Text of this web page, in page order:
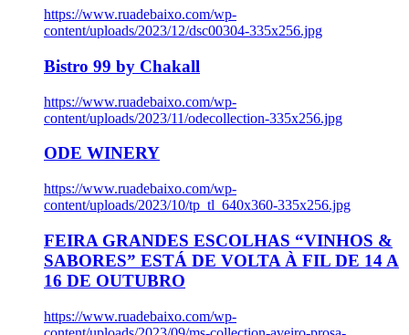
https://www.ruadebaixo.com/wp-
content/uploads/2023/12/dsc00304-335x256.jpg
Bistro 99 by Chakall
https://www.ruadebaixo.com/wp-
content/uploads/2023/11/odecollection-335x256.jpg
ODE WINERY
https://www.ruadebaixo.com/wp-
content/uploads/2023/10/tp_tl_640x360-335x256.jpg
FEIRA GRANDES ESCOLHAS “VINHOS &
SABORES” ESTÁ DE VOLTA À FIL DE 14 A
16 DE OUTUBRO
https://www.ruadebaixo.com/wp-